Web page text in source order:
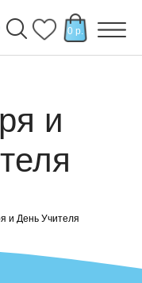
0 р.
и День Учителя